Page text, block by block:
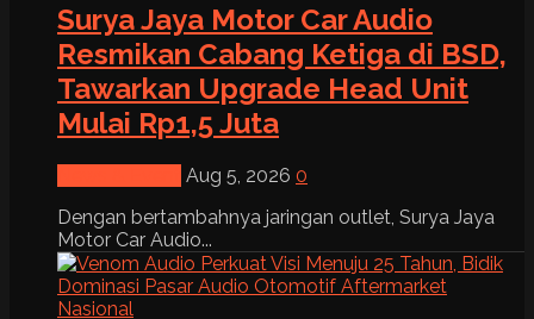
Surya Jaya Motor Car Audio
Resmikan Cabang Ketiga di BSD,
Tawarkan Upgrade Head Unit
Mulai Rp1,5 Juta
Aug 5, 2026 0
Dengan bertambahnya jaringan outlet, Surya Jaya
Motor Car Audio...